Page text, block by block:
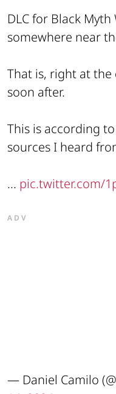
DLC for Black
somewhere near
That is, right at the
soon after.
This is according
sources I heard
... pic.twitter.com/
ADV
— Daniel Camilo